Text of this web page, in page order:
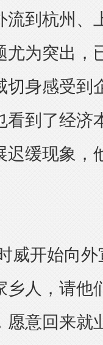
流到杭州、
尤为突出，
切身感受到
看到了经济
迟缓现象，
开始向外
乡人，请他
愿意回来就